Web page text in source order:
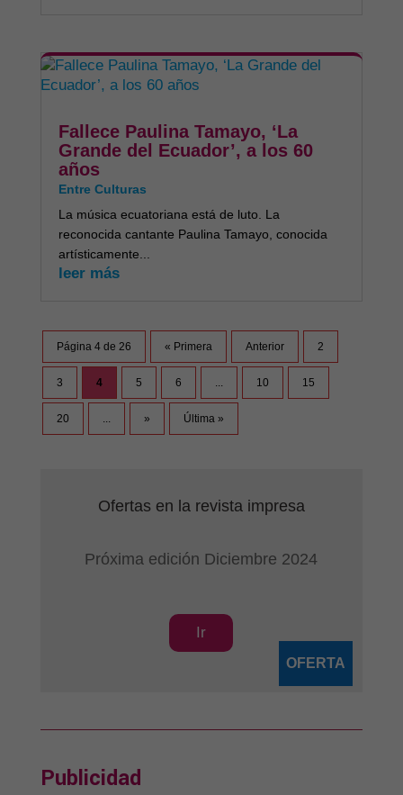
Fallece Paulina Tamayo, ‘La
Grande del Ecuador’, a los 60
años
Entre Culturas
La música ecuatoriana está de luto. La
reconocida cantante Paulina Tamayo, conocida
artísticamente...
leer más
Página 4 de 26 « Primera Anterior 2
3 4 5 6 ... 10 15
20 ... » Última »
Ofertas en la revista impresa
Próxima edición Diciembre 2024
Ir
OFERTA
Publicidad